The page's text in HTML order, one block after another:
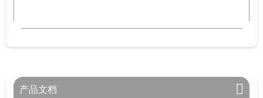
产品文档